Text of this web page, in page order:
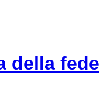
della fede